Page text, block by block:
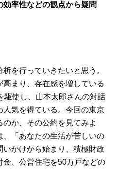
率性などの観点から疑問
を行っていきたいと思う。
まり、存在感を増している
駆使し、山本太郎さんの対話
人気を得ている。今回の東京
か、その公約を見てみよ
、「あなたの生活が苦しいの
かけから始まり、積極財政
金、公営住宅を50万戸などの